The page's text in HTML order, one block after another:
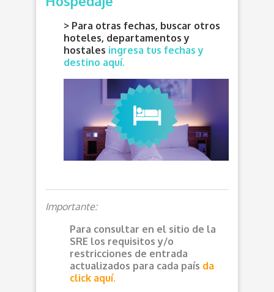
> Para otras fechas, buscar otros
hoteles, departamentos y
hostales ingresa tus fechas y
destino aquí.
Importante:
Para consultar en el sitio de la
SRE los requisitos y/o
restricciones de entrada
actualizados para cada país da
click aquí.